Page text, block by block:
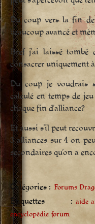
Du coup vers la fin
beaucoup avancé et
Bref j’ai laissé tombé
consacrer uniquement
Du coup je voudrais
calculé en temps de
chaque fin d’alliance?
Et aussi s’il peut
3 alliances sur 4 on
secondaires qu’on a
Catégories : Forums
Étiquettes : aide
encyclopédie forum